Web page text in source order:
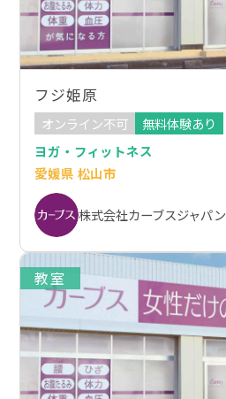
フジ姫原
オンライン不可
無料体験あり
ヨガ・フィットネス
愛媛県 松山市
株式会社カーブスジャパン
教室